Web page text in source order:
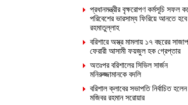
প্রধানমন্ত্রীর বৃক্ষরোপণ কর্মসূচি সফল
পরিবেশের ভারসাম্য ফিরিয়ে আনতে
রহমাতুল্লাহ
বরিশারে অস্ত্র মামলায় ১৭ বছরের
ফেরারী আসামী ফয়জুল হক গ্রেপ্তার
অতঃপর বরিশালের সিভিল সার্জন
মনিরুজ্জামানকে বদলি
বরিশাল ক্লাবের সভাপতি নির্বাচিত হলেন
মজিবর রহমান সরোয়ার